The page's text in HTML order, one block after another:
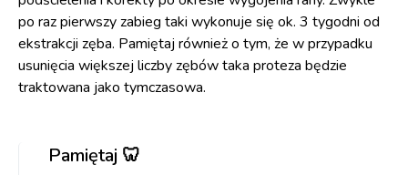
po raz pierwszy zabieg taki wykonuje się ok. 3 tygodni od
ekstrakcji zęba. Pamiętaj również o tym, że w przypadku
usunięcia większej liczby zębów taka proteza będzie
traktowana jako tymczasowa.
Pamiętaj 🦷